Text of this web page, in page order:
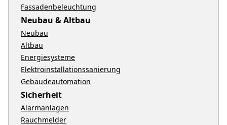
Fassadenbeleuchtung
Neubau & Altbau
Neubau
Altbau
Energiesysteme
Elektroinstallationssanierung
Gebäudeautomation
Sicherheit
Alarmanlagen
Rauchmelder